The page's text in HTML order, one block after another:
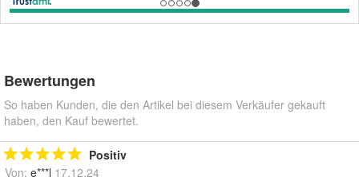
Bewertungen
So haben Kunden, die den Artikel bei diesem Verkäufer gekauft
haben, den Kauf bewertet.
Positiv
Von: e***l 17.12.24